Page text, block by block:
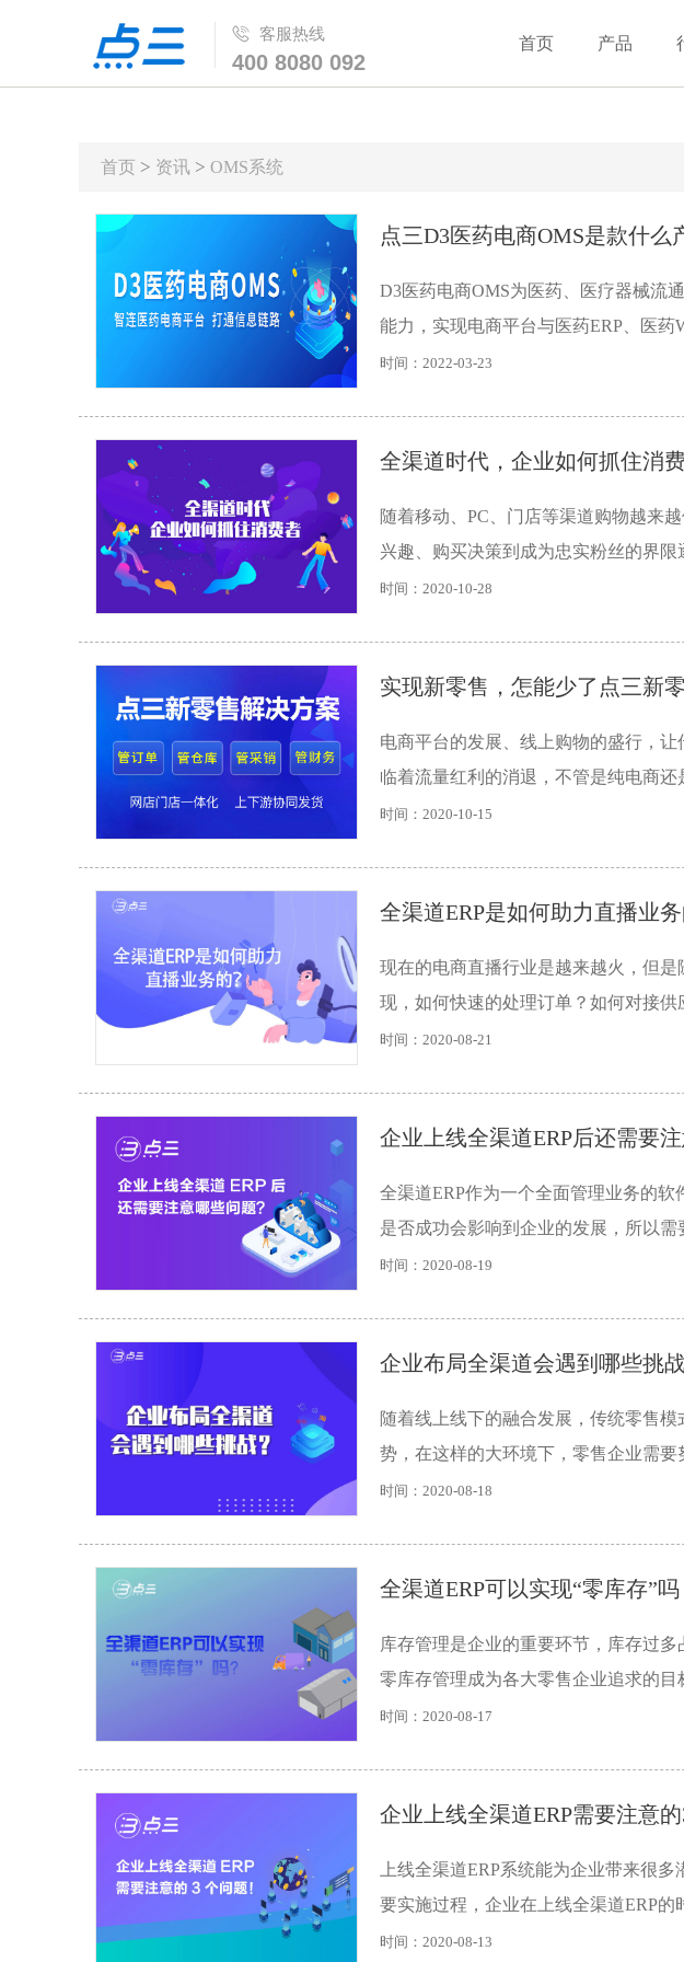
客服热线
400 8080 092
首页 产品
首页 > 资讯 > OMS系统
点三D3医药电商OMS是款什么
D3医药电商OMS为医药、医疗器械流
能力，实现电商平台与医药ERP、医药
时间：2022-03-23
全渠道时代，企业如何抓住消
随着移动、PC、门店等渠道购物越来
兴趣、购买决策到成为忠实粉丝的界
时间：2020-10-28
实现新零售，怎能少了点三新
电商平台的发展、线上购物的盛行，
临着流量红利的消退，不管是纯电商
时间：2020-10-15
全渠道ERP是如何助力直播业务
现在的电商直播行业是越来越火，但
现，如何快速的处理订单？如何对接
时间：2020-08-21
企业上线全渠道ERP后还需要
全渠道ERP作为一个全面管理业务的
是否成功会影响到企业的发展，所以
时间：2020-08-19
企业布局全渠道会遇到哪些挑
随着线上线下的融合发展，传统零售
势，在这样的大环境下，零售企业需
时间：2020-08-18
全渠道ERP可以实现“零库存”吗
库存管理是企业的重要环节，库存过
零库存管理成为各大零售企业追求的目
时间：2020-08-17
企业上线全渠道ERP需要注意
上线全渠道ERP系统能为企业带来很
要实施过程，企业在上线全渠道ERP的
时间：2020-08-13